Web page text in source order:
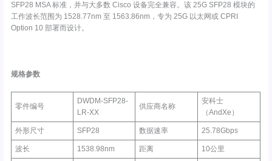
SFP28 MSA 标准，并与大多数 Cisco 设备完全兼容。该 25G SFP28 模块的
工作波长范围为 1528.77nm 至 1563.86nm，专为 25G 以太网或 CPRI
Option 10 部署而设计。
规格参数
零件编号
DWDM-SFP28-
LR-XX
供应商名称
安科士
（AndXe）
外形尺寸 SFP28 数据速率 25.78Gbps
波长 1538.98nm 距离 10公里